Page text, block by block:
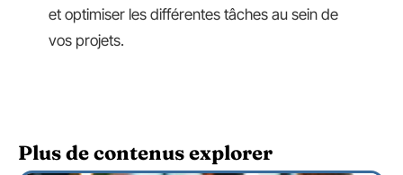
et optimiser les différentes tâches au sein de
vos projets.
Plus de contenus explorer